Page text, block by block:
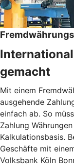
gemacht
Mit einem
ausgehende
einfach ab. So
Zahlung
Kalkulationsbasis.
Geschäfte mit
Volksbank Köln